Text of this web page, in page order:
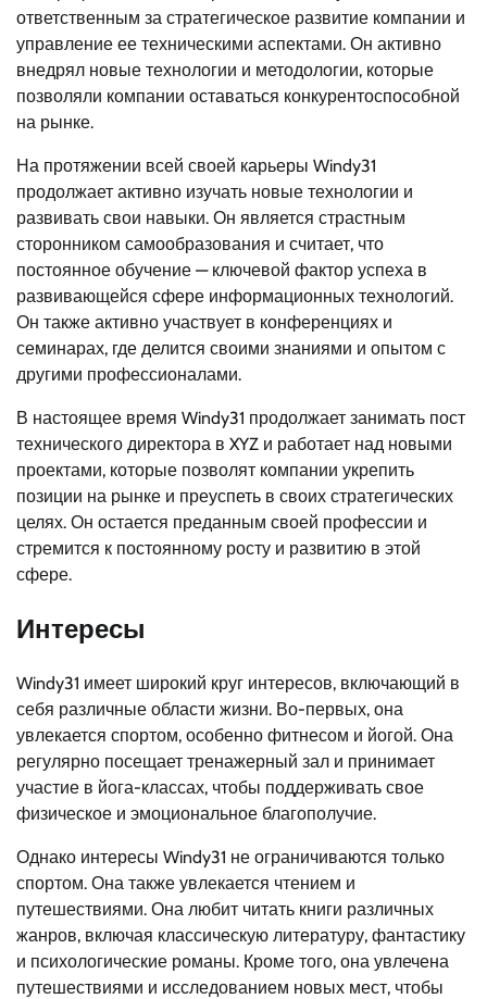
ответственным за стратегическое развитие компании и
управление ее техническими аспектами. Он активно
внедрял новые технологии и методологии, которые
позволяли компании оставаться конкурентоспособной
на рынке.
На протяжении всей своей карьеры Windy31
продолжает активно изучать новые технологии и
развивать свои навыки. Он является страстным
сторонником самообразования и считает, что
постоянное обучение — ключевой фактор успеха в
развивающейся сфере информационных технологий.
Он также активно участвует в конференциях и
семинарах, где делится своими знаниями и опытом с
другими профессионалами.
В настоящее время Windy31 продолжает занимать пост
технического директора в XYZ и работает над новыми
проектами, которые позволят компании укрепить
позиции на рынке и преуспеть в своих стратегических
целях. Он остается преданным своей профессии и
стремится к постоянному росту и развитию в этой
сфере.
Интересы
Windy31 имеет широкий круг интересов, включающий в
себя различные области жизни. Во-первых, она
увлекается спортом, особенно фитнесом и йогой. Она
регулярно посещает тренажерный зал и принимает
участие в йога-классах, чтобы поддерживать свое
физическое и эмоциональное благополучие.
Однако интересы Windy31 не ограничиваются только
спортом. Она также увлекается чтением и
путешествиями. Она любит читать книги различных
жанров, включая классическую литературу, фантастику
и психологические романы. Кроме того, она увлечена
путешествиями и исследованием новых мест, чтобы